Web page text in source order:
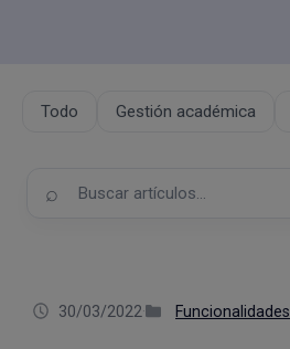
Todo Gestión académica
30/03/2022· Funcionalidades